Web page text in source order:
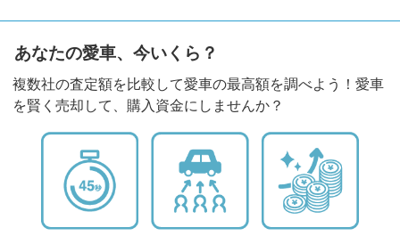
あなたの愛車、今いくら？
複数社の査定額を比較して愛車の最高額を調べよう！愛車
を賢く売却して、購入資金にしませんか？